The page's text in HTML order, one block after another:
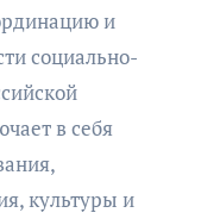
и
социально-
в себя
культуры и